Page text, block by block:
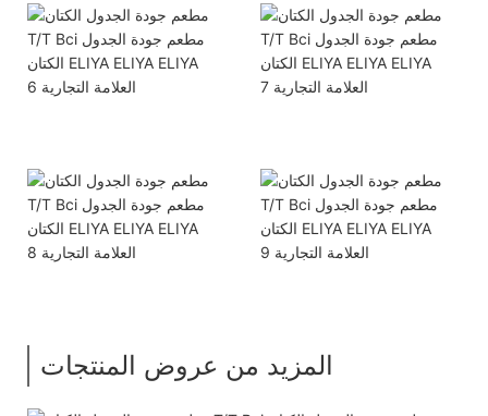
المزيد من عروض المنتجات